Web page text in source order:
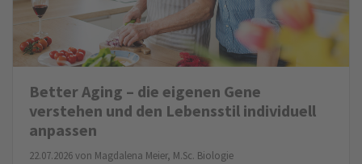
Better Aging – die eigenen Gene
verstehen und den Lebensstil individuell
anpassen
22.07.2026 von Magdalena Meier, M.Sc. Biologie